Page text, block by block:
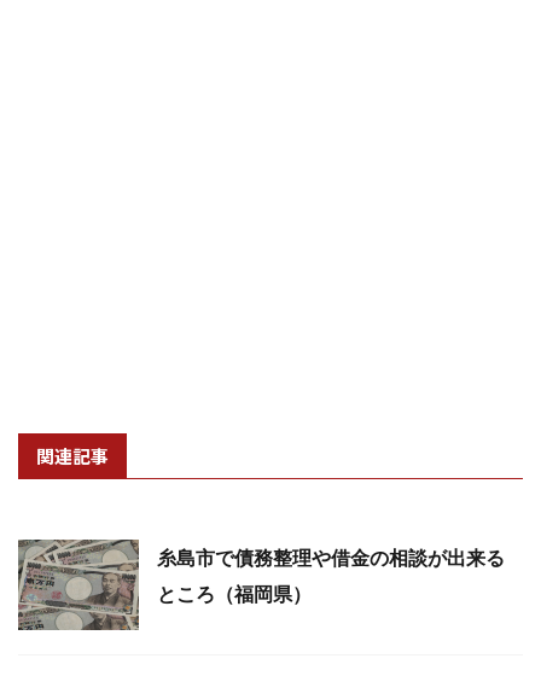
関連記事
糸島市で債務整理や借金の相談が出来る
ところ（福岡県）